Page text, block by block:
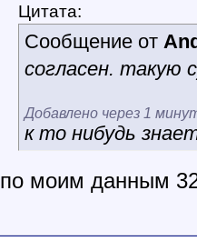
Цитата:
Сообщение от
согласен. такую
Добавлено через 1
к то нибудь
по моим данным